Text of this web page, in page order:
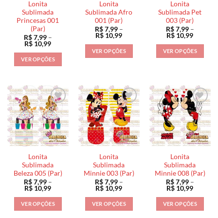
Lonita
Sublimada
Princesas 001
(Par)
R$7,99 –
R$ 10,99Faixa
preço:
R$ 7,99
através
VER OPÇÕES
tem
várias
variantes.
As
opções
podem
ser
escolhidas
na
página
do
produto
Lonita
Sublimada Afro
001 (Par)
R$7,99 –
R$ 10,99Faixa
preço:
R$ 7,99
através
VER OPÇÕES
várias
variantes.
As
opções
podem
ser
escolhidas
na
página
do
produto
Lonita
Sublimada Pet
003 (Par)
R$7,99 –
R$ 10,99Faixa
preço:
R$ 7,99
através
VER OPÇÕES
várias
variantes.
As
opções
podem
ser
escolhidas
na
página
do
produto
Lonita
Sublimada
Beleza 005 (Par)
R$7,99 –
R$ 10,99Faixa
preço:
R$ 7,99
através
VER OPÇÕES
Lonita
Sublimada
Minnie 003 (Par)
R$7,99 –
R$ 10,99Faixa
preço:
R$ 7,99
através
VER OPÇÕES
Lonita
Sublimada
Minnie 008 (Par)
R$7,99 –
R$ 10,99Faixa
preço:
R$ 7,99
através
VER OPÇÕES